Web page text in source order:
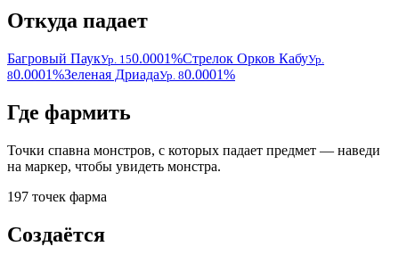
Откуда падает
Багровый ПаукУр. 150.0001%Стрелок Орков КабуУр.
80.0001%Зеленая ДриадаУр. 80.0001%
Где фармить
Точки спавна монстров, с которых падает предмет — наведи
на маркер, чтобы увидеть монстра.
197 точек фарма
Создаётся